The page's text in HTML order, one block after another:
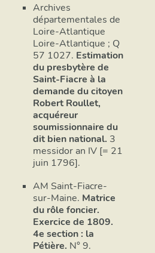
Archives
départementales de
Loire-Atlantique
Loire-Atlantique ; Q
57 1027. Estimation
du presbytère de
Saint-Fiacre à la
demande du citoyen
Robert Roullet,
acquéreur
soumissionnaire du
dit bien national. 3
messidor an IV [= 21
juin 1796].
AM Saint-Fiacre-
sur-Maine. Matrice
du rôle foncier.
Exercice de 1809.
4e section : la
Pétière. N° 9.